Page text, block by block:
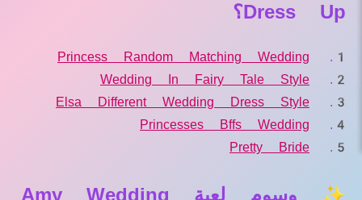
Dress Up؟
Princess Random Matching Wedding
Wedding In Fairy Tale Style
Elsa Different Wedding Dress Style
Princesses Bffs Wedding
Pretty Bride
✨ وسوم لعبة Amy Wedding